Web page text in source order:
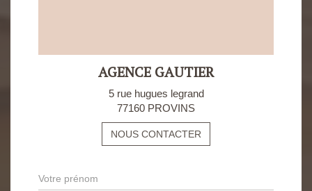
AGENCE GAUTIER
5 rue hugues legrand
77160 PROVINS
NOUS CONTACTER